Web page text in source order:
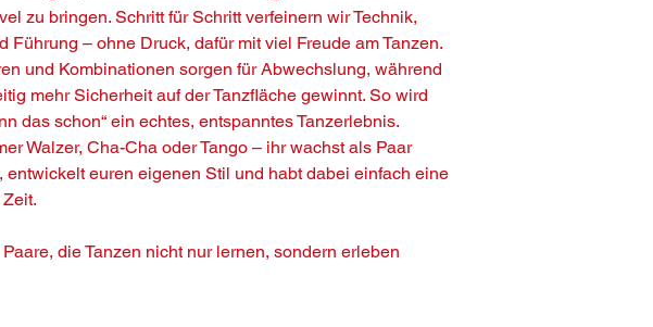
zu bringen. Schritt für Schritt verfeinern wir Technik,
Führung – ohne Druck, dafür mit viel Freude am Tanzen.
und Kombinationen sorgen für Abwechslung, während
mehr Sicherheit auf der Tanzfläche gewinnt. So wird
das schon“ ein echtes, entspanntes Tanzerlebnis.
Walzer, Cha-Cha oder Tango – ihr wachst als Paar
entwickelt euren eigenen Stil und habt dabei einfach eine
die Tanzen nicht nur lernen, sondern erleben